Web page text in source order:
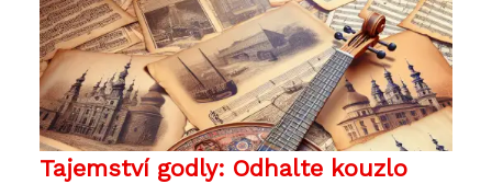
Tajemství godly: Odhalte kouzlo